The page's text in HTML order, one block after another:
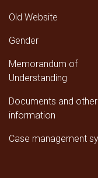
Third
Quarter
1447
Old Website
Gender
Memorandum of
Understanding
Documents and other
information
Case management